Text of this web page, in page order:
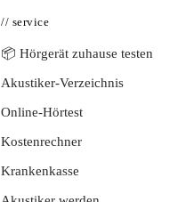
// service
📦 Hörgerät zuhause testen
Akustiker-Verzeichnis
Online-Hörtest
Kostenrechner
Krankenkasse